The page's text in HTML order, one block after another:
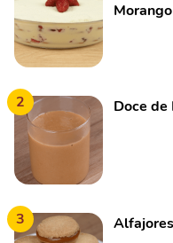
Morango
2 Doce de
3